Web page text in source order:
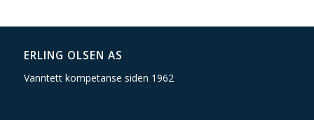
ERLING OLSEN AS
Vanntett kompetanse siden 1962